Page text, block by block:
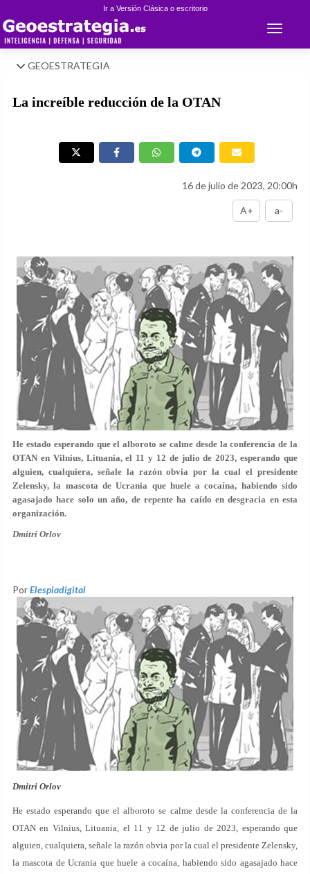
Ir a Versión Clásica o escritorio
Toggle
GEOESTRATEGIA
La increíble reducción de la OTAN
16 de julio de 2023, 20:00h
A+ a-
He estado esperando que el alboroto se calme desde la conferencia de la
OTAN en Vilnius, Lituania, el 11 y 12 de julio de 2023, esperando que
alguien, cualquiera, señale la razón obvia por la cual el presidente
Zelensky, la mascota de Ucrania que huele a cocaína, habiendo sido
agasajado hace solo un año, de repente ha caído en desgracia en esta
organización.
Dmitri Orlov
PorElespiadigital
Dmitri Orlov
He estado esperando que el alboroto se calme desde la conferencia de la
OTAN en Vilnius, Lituania, el 11 y 12 de julio de 2023, esperando que
alguien, cualquiera, señale la razón obvia por la cual el presidente Zelensky,
la mascota de Ucrania que huele a cocaína, habiendo sido agasajado hace